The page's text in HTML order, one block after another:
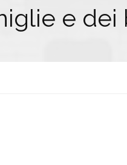
e dei